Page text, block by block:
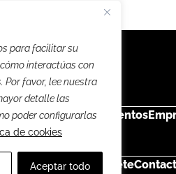
para facilitar su
interactúas con
favor, lee nuestra
detalle las
poder configurarlas
de cookies
Aceptar todo
NoticiasEntrevistas Eventos
Suscríbete